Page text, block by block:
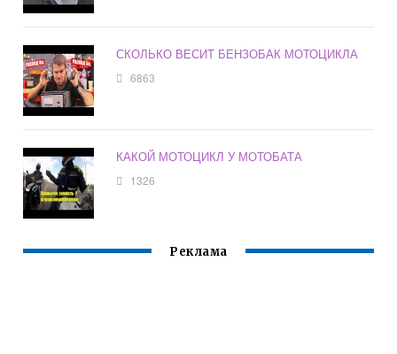
СКОЛЬКО ВЕСИТ БЕНЗОБАК МОТОЦИКЛА
6863
КАКОЙ МОТОЦИКЛ У МОТОБАТА
1326
Реклама